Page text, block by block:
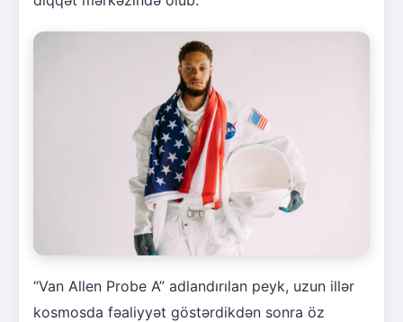
“Van Allen Probe A” adlandırılan peyk, uzun illər
kosmosda fəaliyyət göstərdikdən sonra öz